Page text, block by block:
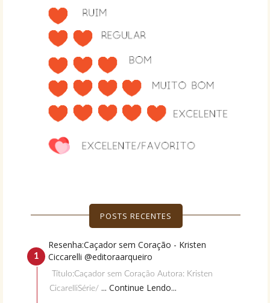
POSTS RECENTES
Resenha:Caçador sem Coração - Kristen
Ciccarelli @editoraarqueiro
Título:Caçador sem Coração Autora: Kristen
CicarelliSérie/ ... Continue Lendo...